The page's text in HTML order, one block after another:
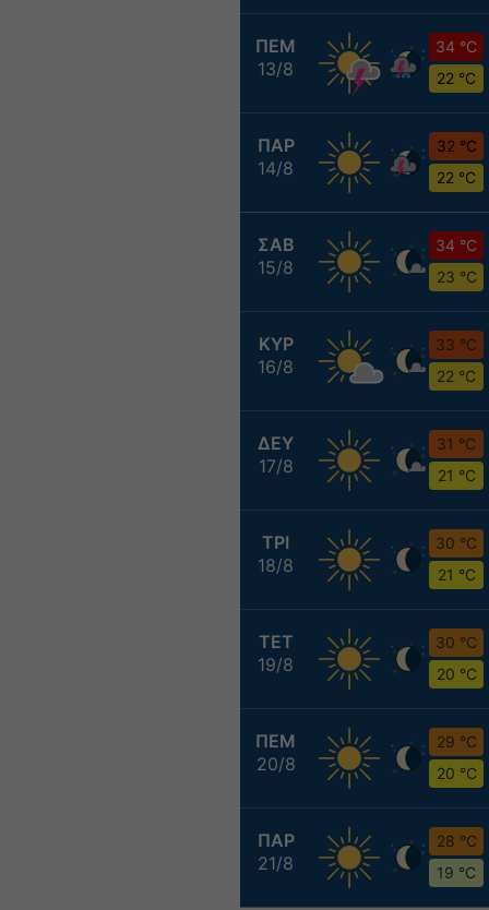
ΠΕΜ
13/8
34 °C
22 °C
ΠΑΡ
14/8
32 °C
22 °C
ΣΑΒ
15/8
34 °C
23 °C
ΚΥΡ
16/8
33 °C
22 °C
ΔΕΥ
17/8
31 °C
21 °C
ΤΡΙ
18/8
30 °C
21 °C
ΤΕΤ
19/8
30 °C
20 °C
ΠΕΜ
20/8
29 °C
20 °C
ΠΑΡ
21/8
28 °C
19 °C